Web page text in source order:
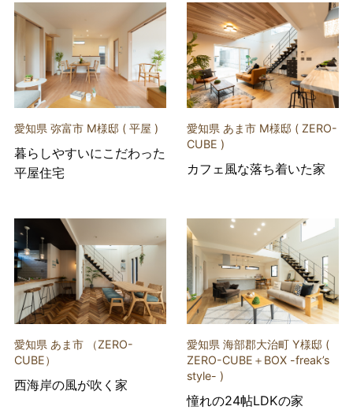
愛知県 弥富市 M様邸 ( 平屋 )
暮らしやすいにこだわった
平屋住宅
愛知県 あま市 M様邸 ( ZERO-
CUBE )
カフェ風な落ち着いた家
愛知県 あま市 （ZERO-
CUBE）
西海岸の風が吹く家
愛知県 海部郡大治町 Y様邸 (
ZERO-CUBE＋BOX -freak’s
style- )
憧れの24帖LDKの家